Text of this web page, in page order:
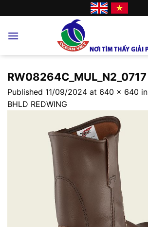
to
RW08264C_MUL_N2_0717
Published 11/09/2024 at 640 × 640 in
BHLD REDWING